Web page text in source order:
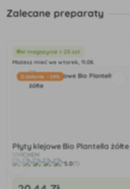
Zalecane preparaty
W magazynie > 20 szt
Możesz mieć we wtorek, 11.08.
Działanie −24%
Płyty klejowe Bio Plantella żółte
UNICHEM
5.0(1)